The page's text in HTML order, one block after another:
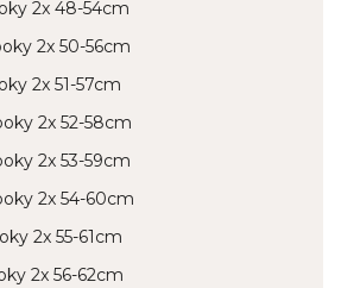
2x 48-54cm
2x 50-56cm
2x 51-57cm
2x 52-58cm
2x 53-59cm
2x 54-60cm
2x 55-61cm
2x 56-62cm